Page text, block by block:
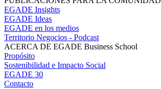
EGADE Insights
EGADE Ideas
EGADE en los medios
Territorio Negocios - Podcast
ACERCA DE EGADE Business School
Propósito
Sostenibilidad e Impacto Social
EGADE 30
Contacto